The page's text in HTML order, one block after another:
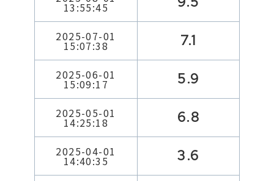
13:55:45
2025-07-01
15:07:38 7.1
2025-06-01
15:09:17 5.9
2025-05-01
14:25:18 6.8
2025-04-01
14:40:35 3.6